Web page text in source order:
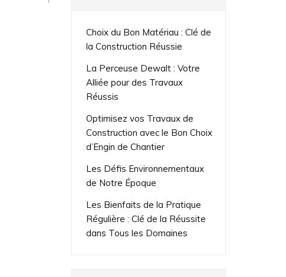
Choix du Bon Matériau : Clé de
la Construction Réussie
La Perceuse Dewalt : Votre
Alliée pour des Travaux
Réussis
Optimisez vos Travaux de
Construction avec le Bon Choix
d’Engin de Chantier
Les Défis Environnementaux
de Notre Époque
Les Bienfaits de la Pratique
Régulière : Clé de la Réussite
dans Tous les Domaines